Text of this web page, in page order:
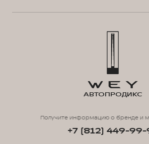
АВТОПРОДИКС
Получите информацию о бренде и
+7 (812) 449-99-